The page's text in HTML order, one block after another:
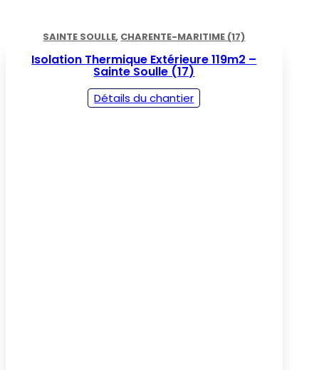
SAINTE SOULLE, CHARENTE-MARITIME (17)
Isolation Thermique Extérieure 119m2 –
Sainte Soulle (17)
Détails du chantier